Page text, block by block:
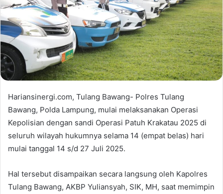
Hariansinergi.com, Tulang Bawang- Polres Tulang
Bawang, Polda Lampung, mulai melaksanakan Operasi
Kepolisian dengan sandi Operasi Patuh Krakatau 2025 di
seluruh wilayah hukumnya selama 14 (empat belas) hari
mulai tanggal 14 s/d 27 Juli 2025.
Hal tersebut disampaikan secara langsung oleh Kapolres
Tulang Bawang, AKBP Yuliansyah, SIK, MH, saat memimpin